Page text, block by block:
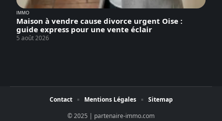
IMMO
Maison à vendre cause divorce urgent Oise :
guide express pour une vente éclair
5 août 2026
© 2025 | partenaire-immo.com
Contact Mentions Légales Sitemap